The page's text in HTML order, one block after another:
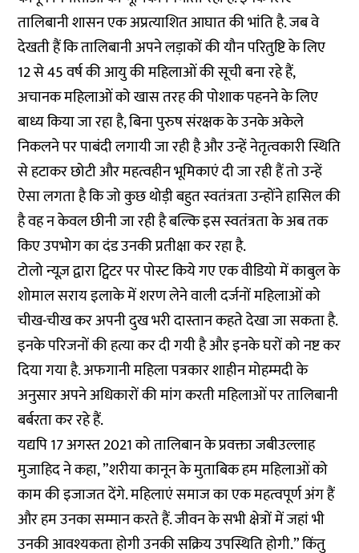
तालिबानी शासन एक अप्रत्याशित आघात की भांति है. जब वे
देखती हैं कि तालिबानी अपने लड़ाकों की यौन परितुष्टि के लिए
12 से 45 वर्ष की आयु की महिलाओं की सूची बना रहे हैं,
अचानक महिलाओं को खास तरह की पोशाक पहनने के लिए
बाध्य किया जा रहा है, बिना पुरुष संरक्षक के उनके अकेले
निकलने पर पाबंदी लगायी जा रही है और उन्हें नेतृत्वकारी स्थिति
से हटाकर छोटी और महत्वहीन भूमिकाएं दी जा रही हैं तो उन्हें
ऐसा लगता है कि जो कुछ थोड़ी बहुत स्वतंत्रता उन्होंने हासिल की
है वह न केवल छीनी जा रही है बल्कि इस स्वतंत्रता के अब तक
किए उपभोग का दंड उनकी प्रतीक्षा कर रहा है.
टोलो न्यूज़ द्वारा ट्विटर पर पोस्ट किये गए एक वीडियो में काबुल के
शोमाल सराय इलाके में शरण लेने वाली दर्जनों महिलाओं को
चीख-चीख कर अपनी दुख भरी दास्तान कहते देखा जा सकता है.
इनके परिजनों की हत्या कर दी गयी है और इनके घरों को नष्ट कर
दिया गया है. अफगानी महिला पत्रकार शाहीन मोहम्मदी के
अनुसार अपने अधिकारों की मांग करती महिलाओं पर तालिबानी
बर्बरता कर रहे हैं.
यद्यपि 17 अगस्त 2021 को तालिबान के प्रवक्ता जबीउल्लाह
मुजाहिद ने कहा, ”शरीया कानून के मुताबिक हम महिलाओं को
काम की इजाजत देंगे. महिलाएं समाज का एक महत्वपूर्ण अंग हैं
और हम उनका सम्मान करते हैं. जीवन के सभी क्षेत्रों में जहां भी
उनकी आवश्यकता होगी उनकी सक्रिय उपस्थिति होगी.” किंतु